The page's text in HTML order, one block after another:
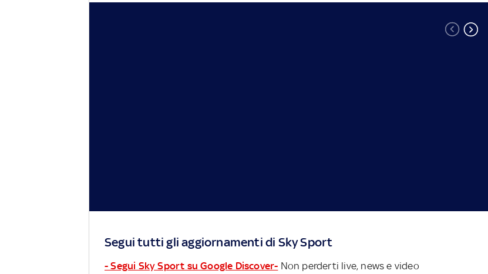
Segui tutti gli aggiornamenti di Sky Sport
- Segui Sky Sport su Google Discover- Non perderti live, news e video